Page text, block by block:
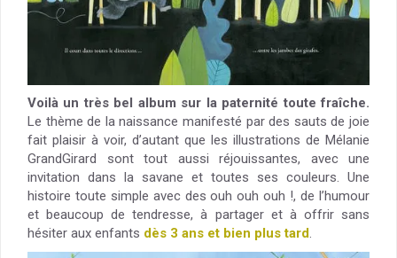
Voilà un très bel album sur la paternité toute fraîche.
Le thème de la naissance manifesté par des sauts de joie
fait plaisir à voir, d’autant que les illustrations de Mélanie
GrandGirard sont tout aussi réjouissantes, avec une
invitation dans la savane et toutes ses couleurs. Une
histoire toute simple avec des ouh ouh ouh !, de l’humour
et beaucoup de tendresse, à partager et à offrir sans
hésiter aux enfants dès 3 ans et bien plus tard